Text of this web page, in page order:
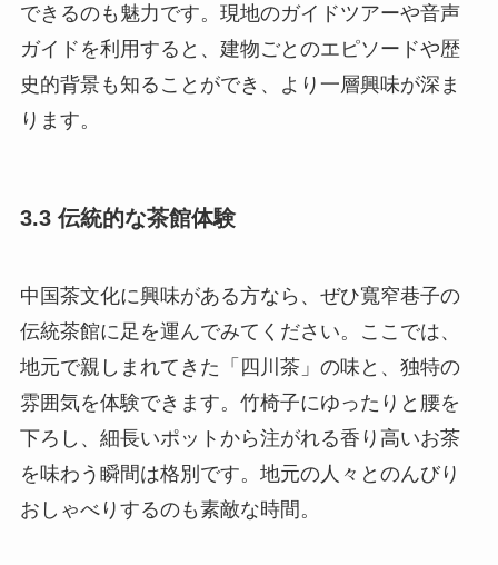
できるのも魅力です。現地のガイドツアーや音声
ガイドを利用すると、建物ごとのエピソードや歴
史的背景も知ることができ、より一層興味が深ま
ります。
3.3 伝統的な茶館体験
中国茶文化に興味がある方なら、ぜひ寬窄巷子の
伝統茶館に足を運んでみてください。ここでは、
地元で親しまれてきた「四川茶」の味と、独特の
雰囲気を体験できます。竹椅子にゆったりと腰を
下ろし、細長いポットから注がれる香り高いお茶
を味わう瞬間は格別です。地元の人々とのんびり
おしゃべりするのも素敵な時間。